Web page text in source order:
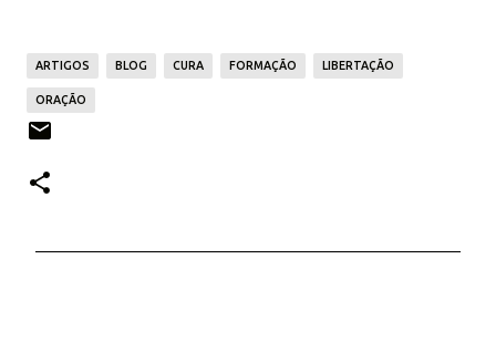
ARTIGOS BLOG CURA FORMAÇÃO LIBERTAÇÃO
ORAÇÃO